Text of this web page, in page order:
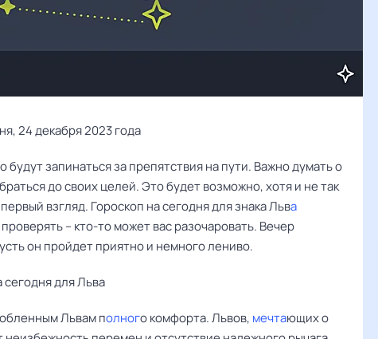
24 декабря 2023 года
будут запинаться за препятствия на пути. Важно думать о
до своих целей. Это будет возможно, хотя и не так
взгляд. Гороскоп на сегодня для знака Льва
– кто-то может вас разочаровать. Вечер
он пройдет приятно и немного лениво.
для Льва
Львам полного комфорта. Львов, мечтающих о